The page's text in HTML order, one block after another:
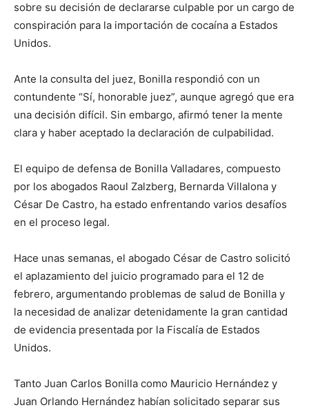
sobre su decisión de declararse culpable por un cargo de
conspiración para la importación de cocaína a Estados
Unidos.
Ante la consulta del juez, Bonilla respondió con un
contundente “Sí, honorable juez”, aunque agregó que era
una decisión difícil. Sin embargo, afirmó tener la mente
clara y haber aceptado la declaración de culpabilidad.
El equipo de defensa de Bonilla Valladares, compuesto
por los abogados Raoul Zalzberg, Bernarda Villalona y
César De Castro, ha estado enfrentando varios desafíos
en el proceso legal.
Hace unas semanas, el abogado César de Castro solicitó
el aplazamiento del juicio programado para el 12 de
febrero, argumentando problemas de salud de Bonilla y
la necesidad de analizar detenidamente la gran cantidad
de evidencia presentada por la Fiscalía de Estados
Unidos.
Tanto Juan Carlos Bonilla como Mauricio Hernández y
Juan Orlando Hernández habían solicitado separar sus